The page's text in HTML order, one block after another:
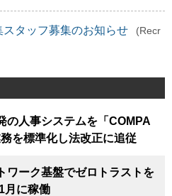
スタッフ募集のお知らせ
(Recr
の人事システムを「COMPA
を標準化し法改正に追従
ワーク基盤でゼロトラストを
月に稼働